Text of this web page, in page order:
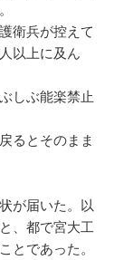
衛兵が控えて
以上に及ん
しぶ能楽禁止
るとそのまま
が届いた。以
、都で宮大工
とであった。